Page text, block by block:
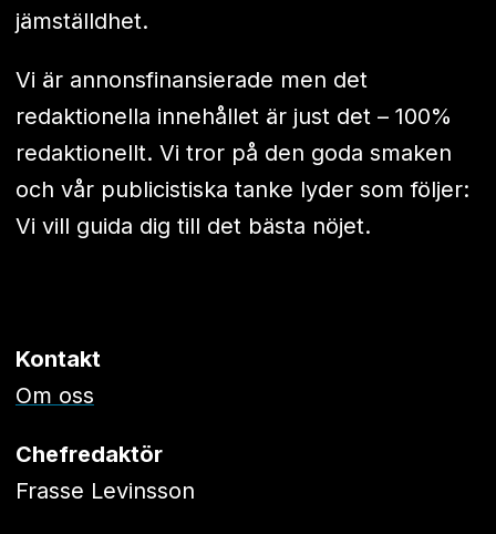
jämställdhet.
Vi är annonsfinansierade men det
redaktionella innehållet är just det – 100%
redaktionellt. Vi tror på den goda smaken
och vår publicistiska tanke lyder som följer:
Vi vill guida dig till det bästa nöjet.
Kontakt
Om oss
Chefredaktör
Frasse Levinsson